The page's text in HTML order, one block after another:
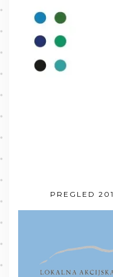
PREGLED